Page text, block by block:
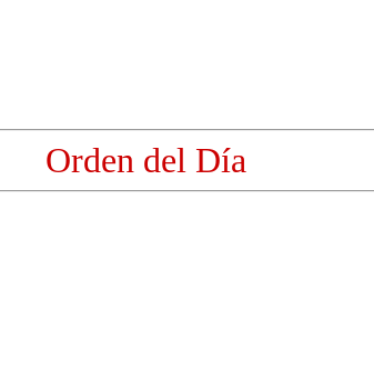
Orden del Día